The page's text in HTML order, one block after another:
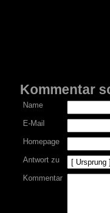
Kommentar
Name
E-Mail
Homepage
Antwort zu
Kommentar